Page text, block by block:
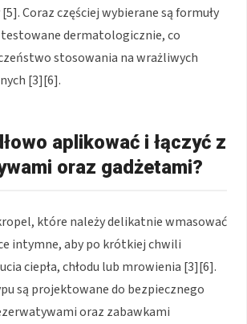
Coraz częściej wybierane są formuły
dermatologicznie, co
stosowania na wrażliwych
[3][6].
aplikować i łączyć z
oraz gadżetami?
które należy delikatnie wmasować
intymne, aby po krótkiej chwili
ciepła, chłodu lub mrowienia [3][6].
są projektowane do bezpiecznego
oraz zabawkami